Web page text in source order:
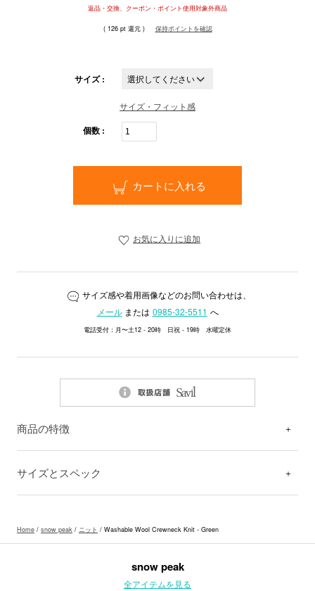
返品・交換、クーポン・ポイント使用対象外商品
( 126 pt 還元 ) 保持ポイントを確認
サイズ :
サイズ・フィット感
個数 :
カートに入れる
お気に入りに追加
サイズ感や着用画像などのお問い合わせは、
メールまたは 0985-32-5511 へ
電話受付：月〜土12 - 20時 日祝 - 19時 水曜定休
商品の特徴
サイズとスペック
Home / snow peak / ニット / Washable Wool Crewneck Knit - Green
snow peak
全アイテムを見る